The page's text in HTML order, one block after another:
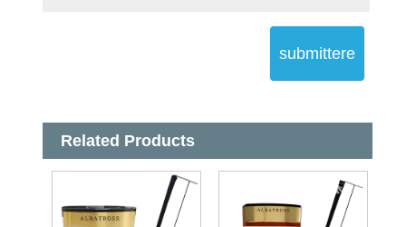
submittere
Related Products